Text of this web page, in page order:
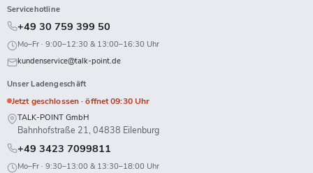
Servicehotline
+49 30 759 399 50
Mo–Fr · 9:00–12:30 & 13:00–16:30 Uhr
kundenservice@talk-point.de
Unser Ladengeschäft
Jetzt geschlossen · öffnet 09:30 Uhr
TALK-POINT GmbH
Bahnhofstraße 21, 04838 Eilenburg
+49 3423 7099811
Mo–Fr · 9:30–13:00 & 13:30–18:00 Uhr